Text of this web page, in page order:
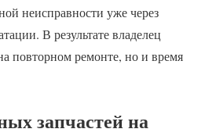
неисправности уже через
В результате владелец
повторном ремонте, но и время
запчастей на